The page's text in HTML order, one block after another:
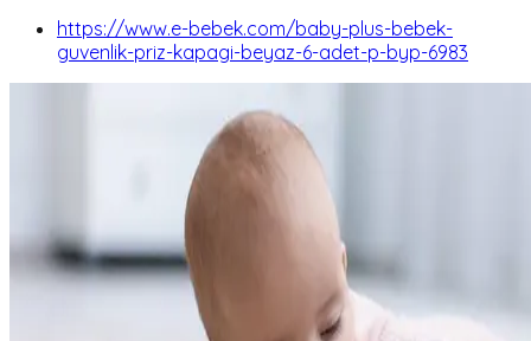
https://www.e-bebek.com/baby-plus-bebek-
guvenlik-priz-kapagi-beyaz-6-adet-p-byp-6983